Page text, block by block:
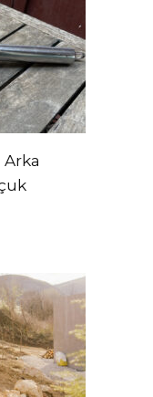
Arka